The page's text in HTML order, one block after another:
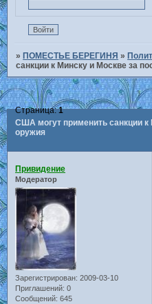
»ПОМЕСТЬЕ БЕРЕГИНЯ »
санкции к Минску и Москве за
США могут применить санкции к
оружия
Страница:1
Привидение
Модератор
Зарегистрирован: 2009-03-10
Приглашений: 0
Сообщений: 645